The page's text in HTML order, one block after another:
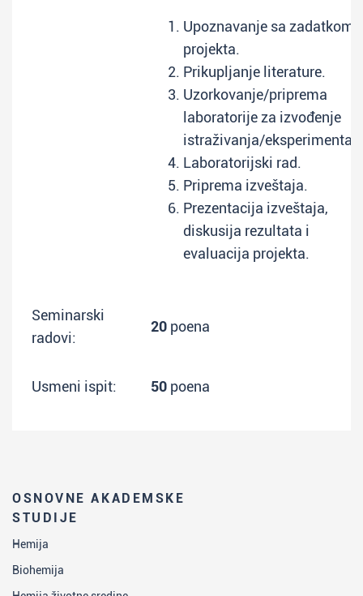
OSNOVNE AKADEMSKE
STUDIJE
Hemija
Biohemija
Upoznavanje sa zadatkom
projekta.
Prikupljanje literature.
Uzorkovanje/priprema
laboratorije za izvođenje
istraživanja/eksperimenta.
Laboratorijski rad.
Priprema izveštaja.
Prezentacija izveštaja,
diskusija rezultata i
evaluacija projekta.
Seminarski
radovi:
20 poena
Usmeni ispit: 50 poena